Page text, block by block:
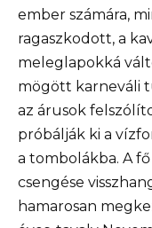
ember számára,
ragaszkodott, a
meleglapokká
mögött karneváli
az árusok
próbálják ki a
a tombolákba. A
csengése
hamarosan